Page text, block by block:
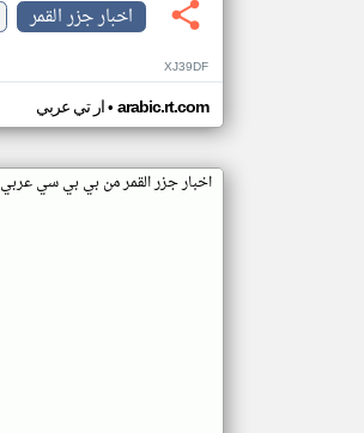
اخبار جزر القمر
XJ39DF
ار تي عربي• arabic.rt.com
اخبار جزر القمر من بي بي سي عربي